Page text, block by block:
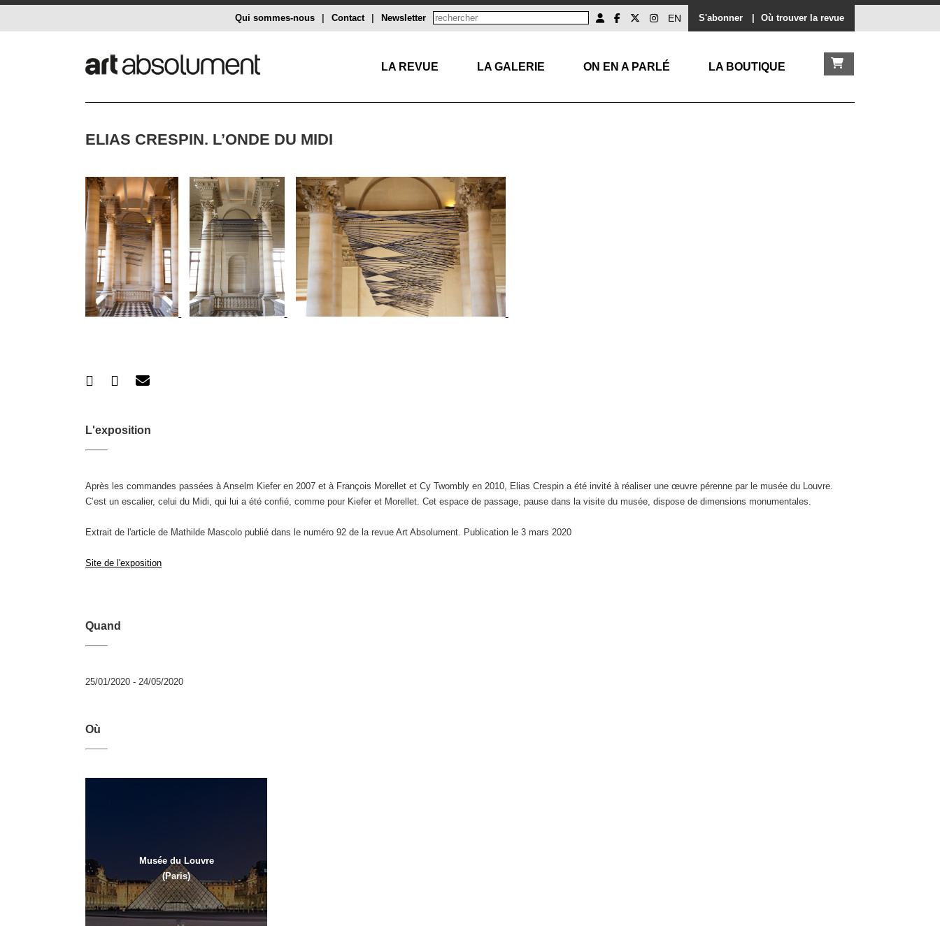
S'abonner Où trouver la revue
EN
Newsletter
Contact
Qui sommes-nous
LA REVUE LA GALERIE ON EN A PARLÉ LA BOUTIQUE
ELIAS CRESPIN. L’ONDE DU MIDI
L'exposition
Après les commandes passées à Anselm Kiefer en 2007 et à François Morellet et Cy Twombly en 2010, Elias Crespin a été invité à réaliser une œuvre pérenne par le musée du Louvre.
C’est un escalier, celui du Midi, qui lui a été confié, comme pour Kiefer et Morellet. Cet espace de passage, pause dans la visite du musée, dispose de dimensions monumentales.
Extrait de l'article de Mathilde Mascolo publié dans le numéro 92 de la revue Art Absolument. Publication le 3 mars 2020
Site de l'exposition
Quand
25/01/2020 - 24/05/2020
Où
Musée du Louvre
(Paris)